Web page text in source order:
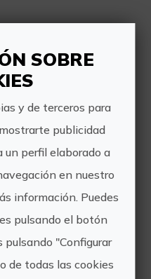
manera de
el objetivo de
de compr...
SOBRE
y de terceros para
publicidad
un perfil elaborado a
en nuestro
información. Puedes
pulsando el botón
pulsando "Configurar
de todas las cookies